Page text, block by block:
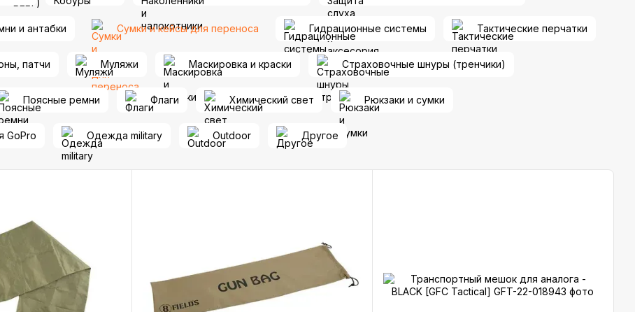
и антабки Сумки и кейсы для переноса Гидрационные системы Тактические перчатки
патчи Муляжи Маскировка и краски Страховочные шнуры (тренчики)
Поясные ремни Флаги Химический свет Рюкзаки и сумки
GoPro Одежда military Outdoor Другое